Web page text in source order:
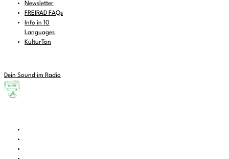
Newsletter
FREIRAD FAQs
Info in 10
Languages
KulturTon
Dein Sound im Radio